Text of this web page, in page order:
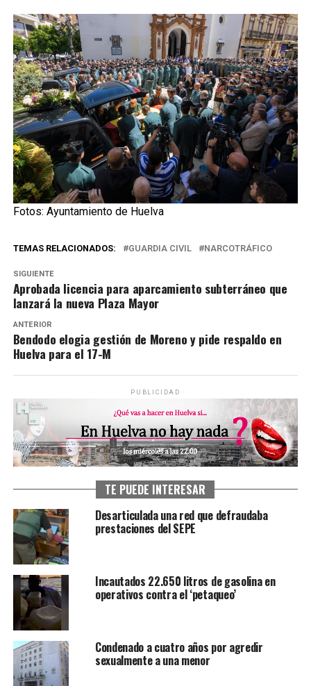
Fotos: Ayuntamiento de Huelva
TEMAS RELACIONADOS: GUARDIA CIVIL NARCOTRÁFICO
SIGUIENTE
Aprobada licencia para aparcamiento subterráneo que
lanzará la nueva Plaza Mayor
ANTERIOR
Bendodo elogia gestión de Moreno y pide respaldo en
Huelva para el 17-M
PUBLICIDAD
TE PUEDE INTERESAR
Desarticulada una red que defraudaba
prestaciones del SEPE
Incautados 22.650 litros de gasolina en
operativos contra el ‘petaqueo’
Condenado a cuatro años por agredir
sexualmente a una menor